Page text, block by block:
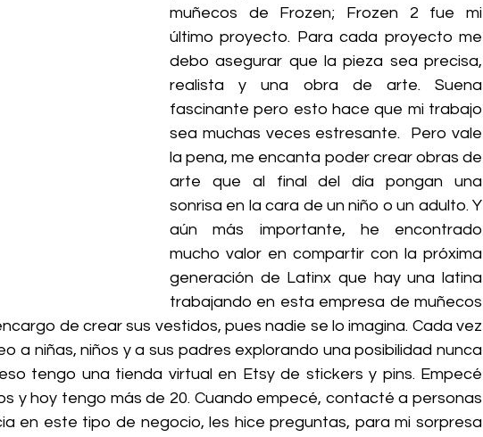
muñecos de Frozen; Frozen 2 fue mi
último proyecto. Para cada proyecto me
debo asegurar que la pieza sea precisa,
realista y una obra de arte. Suena
fascinante pero esto hace que mi trabajo
sea muchas veces estresante.  Pero vale
la pena, me encanta poder crear obras de
arte que al final del día pongan una
sonrisa en la cara de un niño o un adulto. Y
aún más importante, he encontrado
mucho valor en compartir con la próxima
generación de Latinx que hay una latina
trabajando en esta empresa de muñecos
de crear sus vestidos, pues nadie se lo imagina. Cada vez
a niñas, niños y a sus padres explorando una posibilidad nunca
tengo una tienda virtual en Etsy de stickers y pins. Empecé
y hoy tengo más de 20. Cuando empecé, contacté a personas
en este tipo de negocio, les hice preguntas, para mi sorpresa